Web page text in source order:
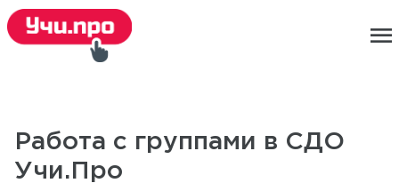
menu
Работа с группами в СДО
Учи.Про